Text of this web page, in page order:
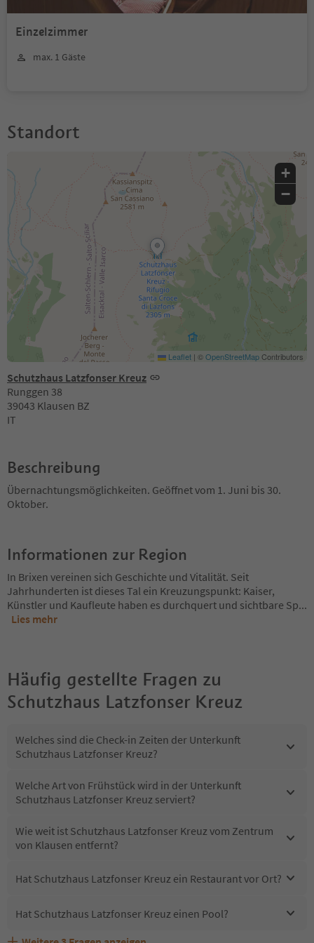
Einzelzimmer
max. 1 Gäste
Standort
Schutzhaus Latzfonser Kreuz
Runggen 38
39043 Klausen BZ
IT
+
−
Leaflet | ©OpenStreetMapContributors
Beschreibung
Übernachtungsmöglichkeiten. Geöffnet vom 1. Juni bis 30.
Oktober.
Informationen zur Region
In Brixen vereinen sich Geschichte und Vitalität. Seit
Jahrhunderten ist dieses Tal ein Kreuzungspunkt: Kaiser,
Künstler und Kaufleute haben es durchquert und sichtbare Sp...
Lies mehr
Häufig gestellte Fragen zu
Schutzhaus Latzfonser Kreuz
Welches sind die Check-in Zeiten der Unterkunft
Schutzhaus Latzfonser Kreuz?
Welche Art von Frühstück wird in der Unterkunft
Schutzhaus Latzfonser Kreuz serviert?
Wie weit ist Schutzhaus Latzfonser Kreuz vom Zentrum
von Klausen entfernt?
Hat Schutzhaus Latzfonser Kreuz ein Restaurant vor Ort?
Hat Schutzhaus Latzfonser Kreuz einen Pool?